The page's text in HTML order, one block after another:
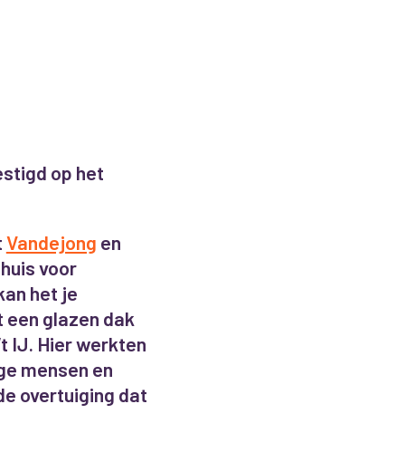
op het
Vandejong en
voor
het je
glazen dak
IJ. Hier werkten
mensen en
overtuiging dat